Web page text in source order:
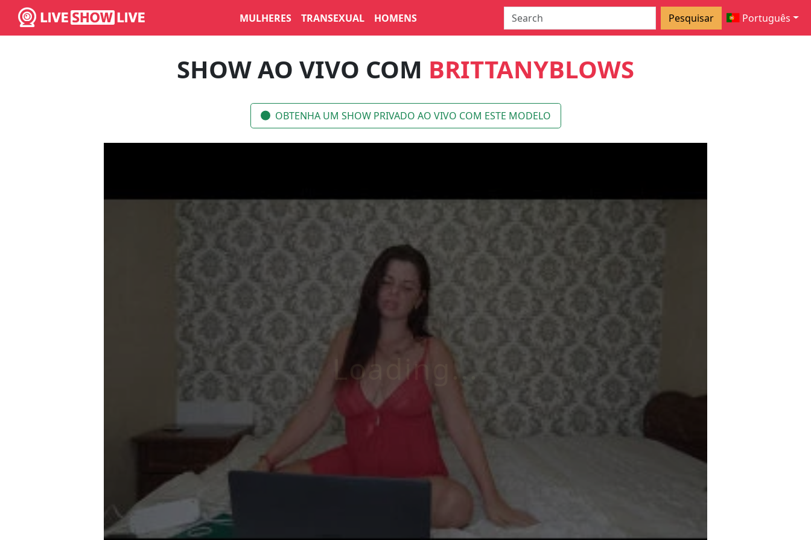
MULHERES TRANSEXUAL HOMENS Pesquisar Português
SHOW AO VIVO COM BRITTANYBLOWS
OBTENHA UM SHOW PRIVADO AO VIVO COM ESTE MODELO